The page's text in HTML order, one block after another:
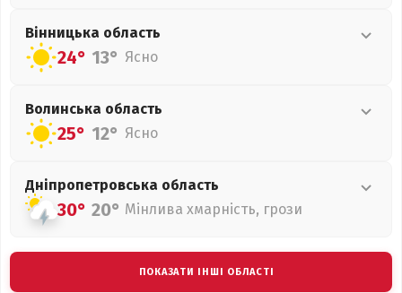
Вінницька область
24° 13° Ясно
Волинська область
25° 12° Ясно
Дніпропетровська область
30° 20° Мінлива хмарність, грози
ПОКАЗАТИ ІНШІ ОБЛАСТІ